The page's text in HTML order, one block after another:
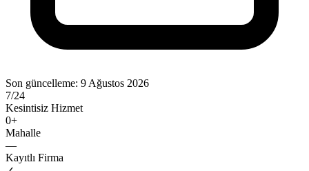
Son güncelleme: 9 Ağustos 2026
7/24
Kesintisiz Hizmet
0+
Mahalle
—
Kayıtlı Firma